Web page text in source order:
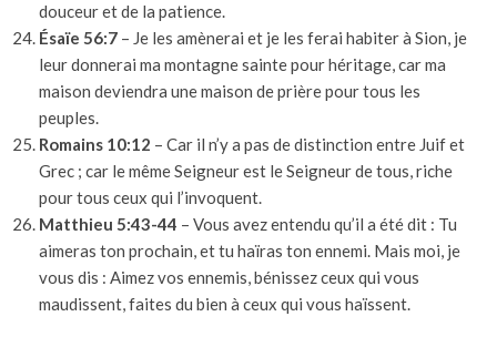
douceur et de la patience.
Ésaïe 56:7 – Je les amènerai et je les ferai habiter à Sion, je
leur donnerai ma montagne sainte pour héritage, car ma
maison deviendra une maison de prière pour tous les
peuples.
Romains 10:12 – Car il n’y a pas de distinction entre Juif et
Grec ; car le même Seigneur est le Seigneur de tous, riche
pour tous ceux qui l’invoquent.
Matthieu 5:43-44 – Vous avez entendu qu’il a été dit : Tu
aimeras ton prochain, et tu haïras ton ennemi. Mais moi, je
vous dis : Aimez vos ennemis, bénissez ceux qui vous
maudissent, faites du bien à ceux qui vous haïssent.